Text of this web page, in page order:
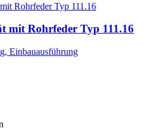
mit Rohrfeder Typ 111.16
Einbauausführung